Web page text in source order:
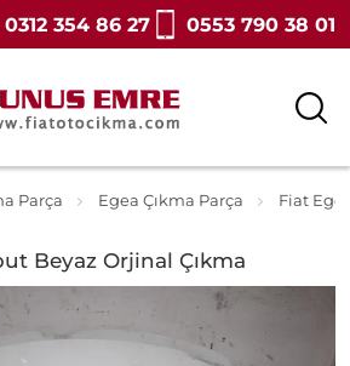
0312 354 86 27 0553 790 38 01
Parça Egea Çıkma Parça Fiat
Beyaz Orjinal Çıkma